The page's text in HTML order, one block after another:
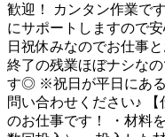
歓迎！ カンタン作業で
にサポートしますので
日祝休みなのでお仕事
終了の残業ほぼナシな
す◎ ※祝日が平日にある
問い合わせください♪
のお仕事です！ ・材料